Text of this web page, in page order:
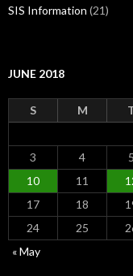
SIS Information (21)
JUNE 2018
S M
3
4 5
10
11
17
18
24
25
« May